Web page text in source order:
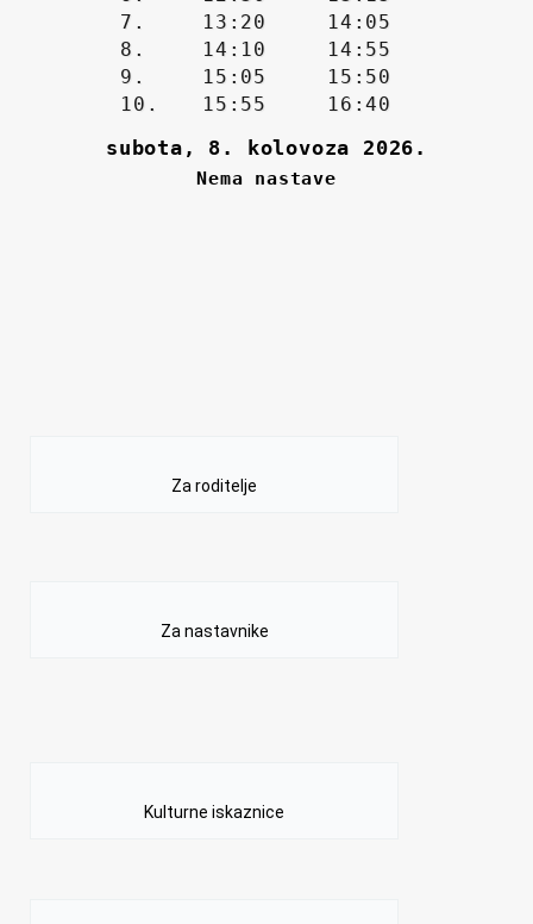
Za roditelje
Za nastavnike
Kulturne iskaznice